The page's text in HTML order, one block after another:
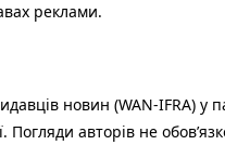
реклами.
новин (WAN-IFRA) у
Погляди авторів не